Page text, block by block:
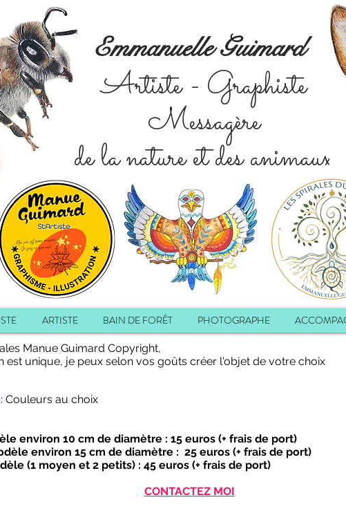
Emmanuelle Guimard
Artiste - Graphiste
Messagère
de la nature et des animaux
ARTISTE BAIN DE FORÊT PHOTOGRAPHE
Manue Guimard Copyright,
est unique, je peux selon vos goûts créer l'objet de votre choix
: Couleurs au choix
environ 10 cm de diamètre : 15 euros (+ frais de port)
environ 15 cm de diamètre : 25 euros (+ frais de port)
(1 moyen et 2 petits) : 45 euros (+ frais de port)
CONTACTEZ MOI